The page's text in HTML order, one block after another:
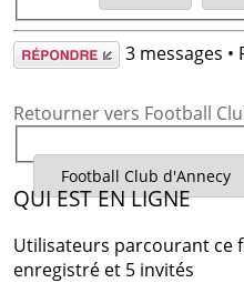
Répondre 3 messages •
Retourner vers Football
QUI EST EN LIGNE
Utilisateurs parcourant ce
enregistré et 5 invités